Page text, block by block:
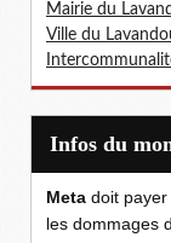
Mairie du
Ville du
Infos du
Meta doit
les dommages